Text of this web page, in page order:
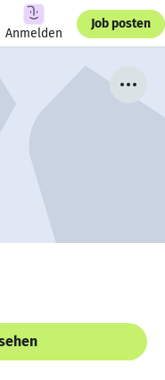
Anmelden
Job posten